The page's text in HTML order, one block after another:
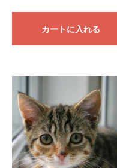
カートに入れる